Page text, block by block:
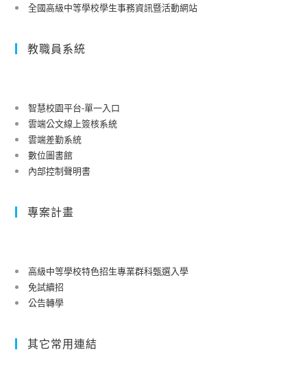
全國高級中等學校學生事務資訊暨活動網站
教職員系統
智慧校園平台-單一入口
雲端公文線上簽核系統
雲端差勤系統
數位圖書館
內部控制聲明書
專案計畫
高級中等學校特色招生專業群科甄選入學
免試續招
公告轉學
其它常用連結